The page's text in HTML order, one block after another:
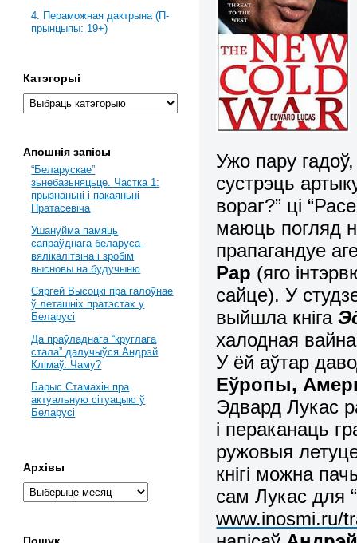
Ужо пару
сустрэць
вораг?” ці
маюць погляд
прапагандуе
Рар (яго
сайце). У
выйшла кніга
халодная
У ёй аўтар
Еўропы,
Эдвард Лукас
і пераканаць
ружовыя
кнігі можна
сам Лукас для
www.inosmi.ru/
4. Пераможная дактрына (П-
прынцыпы: 19+)
Катэгорыі
Апошнія запісы
“Беларускае”
зьнебазьняцьце. Частка 1:
прызнаньні і пакаяньні
Пратасевіча
Ушануйма памяць
сапраўднага беларуса-
вялікалітвіна і зробім
высновы на будучыню
Сяргей Высоцкі пра галоўнае
ў леташніх пратэстах у
Беларусі
Да праўладнага “круглага
стала” далучыўся Андрэй
Клімаў. Чаму?
Барыс Стамахін пра
актуальную сітуацыю ў
Беларусі
Архівы